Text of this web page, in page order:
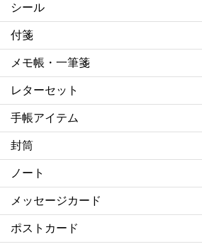
シール
付箋
メモ帳・一筆箋
レターセット
手帳アイテム
封筒
ノート
メッセージカード
ポストカード